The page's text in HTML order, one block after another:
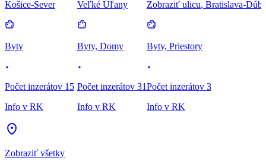
Košice-Sever
Byty
Počet inzerátov 15
Info v RK
Veľké Úľany
Byty, Domy
Počet inzerátov 31
Info v RK
Zobraziť ulicu, Bratislava-
Byty, Priestory
Počet inzerátov 3
Info v RK
Zobraziť všetky